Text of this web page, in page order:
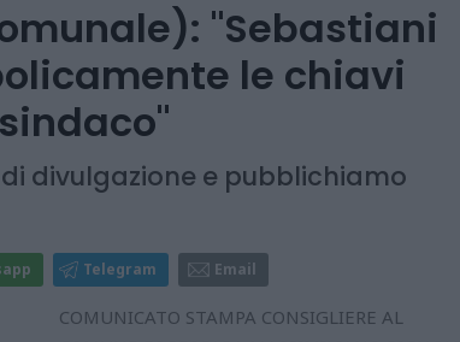
"Sebastiani
le chiavi
divulgazione e pubblichiamo
Telegram Email
COMUNICATO STAMPA CONSIGLIERE AL